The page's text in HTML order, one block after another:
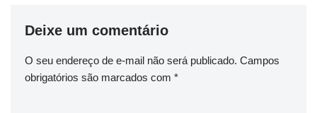
Deixe um comentário
O seu endereço de e-mail não será publicado. Campos
obrigatórios são marcados com *